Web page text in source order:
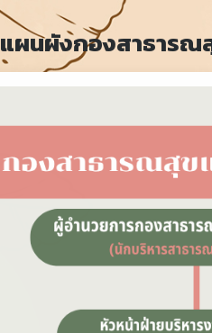
แผนผังกองสาธารณ